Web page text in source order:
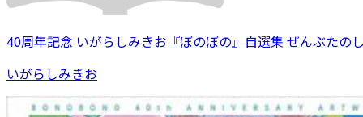
40周年記念 いがらしみきお『ぼのぼの』自選集 ぜんぶたの
いがらしみきお